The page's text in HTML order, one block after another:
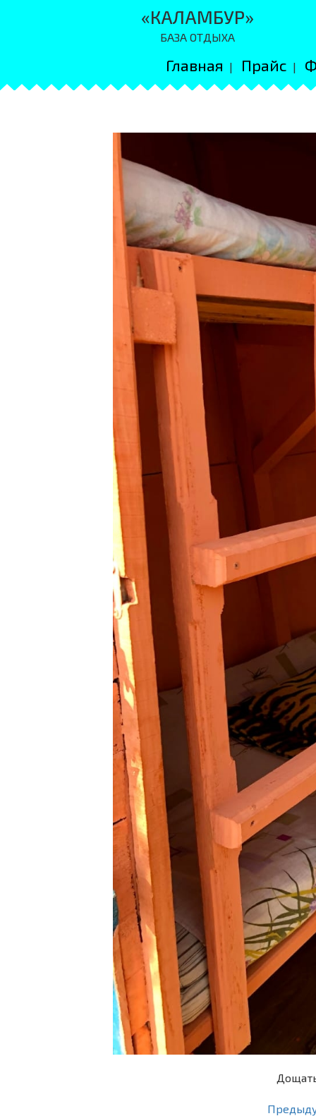
«КАЛАМБУР»
БАЗА ОТДЫХА
Главная | Прайс |